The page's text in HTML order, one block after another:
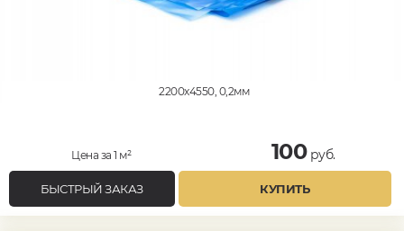
2200x4550, 0,2мм
Цена за 1 м² 100руб.
БЫСТРЫЙ ЗАКАЗ КУПИТЬ